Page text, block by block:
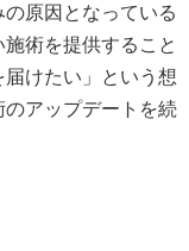
原因となっている
術を提供すること
けたい」という想
アップデートを続